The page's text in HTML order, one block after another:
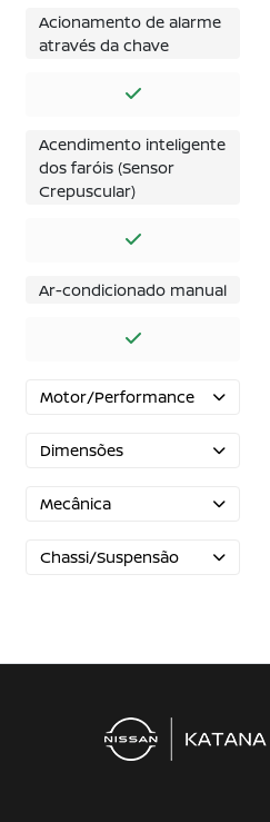
Acionamento de alarme
através da chave
Acendimento inteligente
dos faróis (Sensor
Crepuscular)
Ar-condicionado manual
Motor/Performance
Dimensões
Mecânica
Chassi/Suspensão